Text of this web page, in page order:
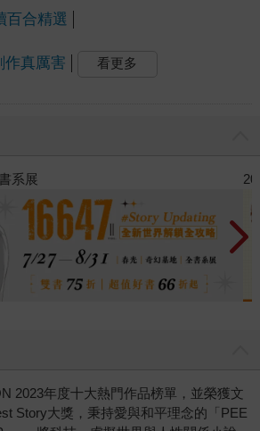
百合精選
作真厲害 看更多
〈你好，我吃一點〉第二波
2023年度十大熱門作品榜單，並榮獲文
Story大獎，秉持愛與和平理念的「PEE